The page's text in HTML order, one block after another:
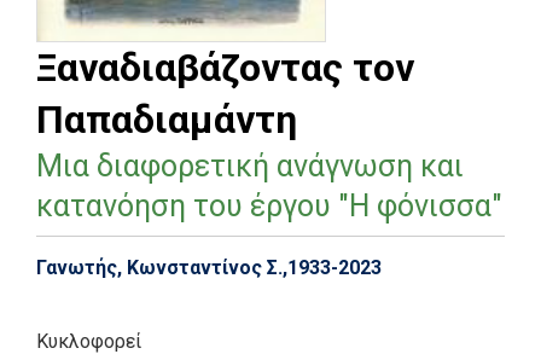
Ξαναδιαβάζοντας τον
Παπαδιαμάντη
Μια διαφορετική ανάγνωση και
κατανόηση του έργου "Η φόνισσα"
Γανωτής, Κωνσταντίνος Σ.,1933-2023
Κυκλοφορεί